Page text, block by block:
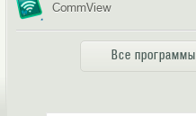
CommView
Все программы